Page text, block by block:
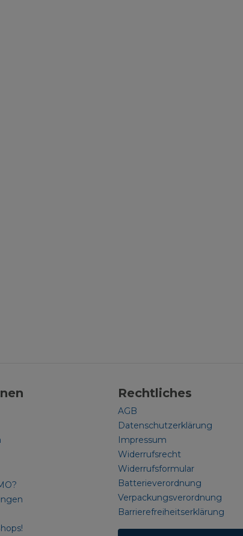
Rechtliches
AGB
Datenschutzerklärung
Impressum
Widerrufsrecht
Widerrufsformular
Batterieverordnung
Verpackungsverordnung
Barrierefreiheitserklärung